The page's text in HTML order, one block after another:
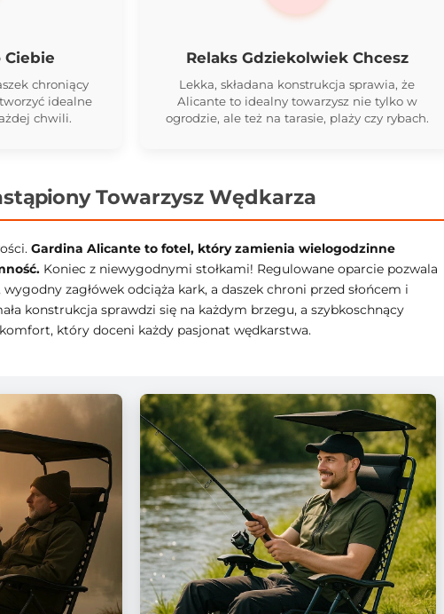
Ciebie
chroniący
idealne
chwili.
Relaks Gdziekolwiek Chcesz
Lekka, składana konstrukcja sprawia, że
Alicante to idealny towarzysz nie tylko w
ogrodzie, ale też na tarasie, plaży czy rybach.
Towarzysz Wędkarza
Gardina Alicante to fotel, który zamienia wielogodzinne
Koniec z niewygodnymi stołkami! Regulowane oparcie pozwala
zagłówek odciąża kark, a daszek chroni przed słońcem i
konstrukcja sprawdzi się na każdym brzegu, a szybkoschnący
który doceni każdy pasjonat wędkarstwa.